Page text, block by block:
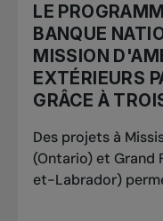
LE
BANQUE
MISSION
EXTÉRIEURS
GRÂCE À
Des projets à
(Ontario) et Grand
et-Labrador)